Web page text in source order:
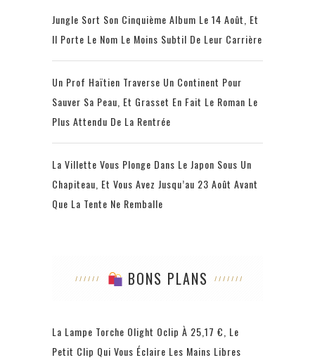
Jungle Sort Son Cinquième Album Le 14 Août, Et
Il Porte Le Nom Le Moins Subtil De Leur Carrière
Un Prof Haïtien Traverse Un Continent Pour
Sauver Sa Peau, Et Grasset En Fait Le Roman Le
Plus Attendu De La Rentrée
La Villette Vous Plonge Dans Le Japon Sous Un
Chapiteau, Et Vous Avez Jusqu’au 23 Août Avant
Que La Tente Ne Remballe
BONS PLANS
La Lampe Torche Olight Oclip À 25,17 €, Le
Petit Clip Qui Vous Éclaire Les Mains Libres